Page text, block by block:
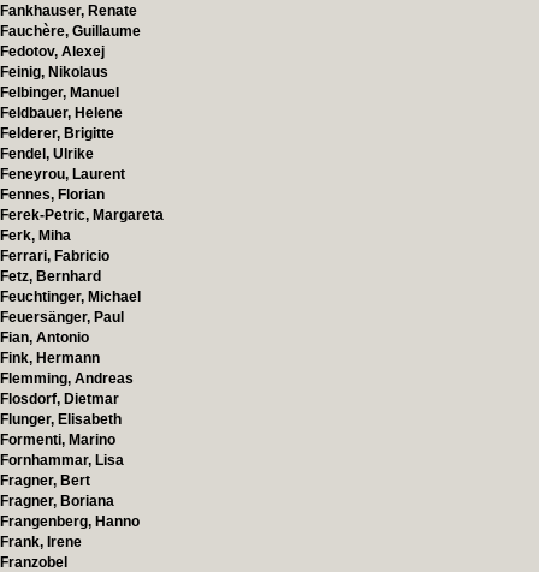
Fankhauser, Renate
Fauchère, Guillaume
Fedotov, Alexej
Feinig, Nikolaus
Felbinger, Manuel
Feldbauer, Helene
Felderer, Brigitte
Fendel, Ulrike
Feneyrou, Laurent
Fennes, Florian
Ferek-Petric, Margareta
Ferk, Miha
Ferrari, Fabricio
Fetz, Bernhard
Feuchtinger, Michael
Feuersänger, Paul
Fian, Antonio
Fink, Hermann
Flemming, Andreas
Flosdorf, Dietmar
Flunger, Elisabeth
Formenti, Marino
Fornhammar, Lisa
Fragner, Bert
Fragner, Boriana
Frangenberg, Hanno
Frank, Irene
Franzobel